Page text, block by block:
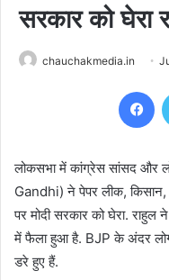
सरकार को घेरा
chauchakmedia.in
लोकसभा में कांग्रेस सांसद और
Gandhi) ने पेपर लीक,
पर मोदी सरकार को घेरा.
में फैला हुआ है. BJP के अंदर
डरे हुए हैं.